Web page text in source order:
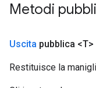
Metodi
Uscita pubblica <T>
Restituisce la